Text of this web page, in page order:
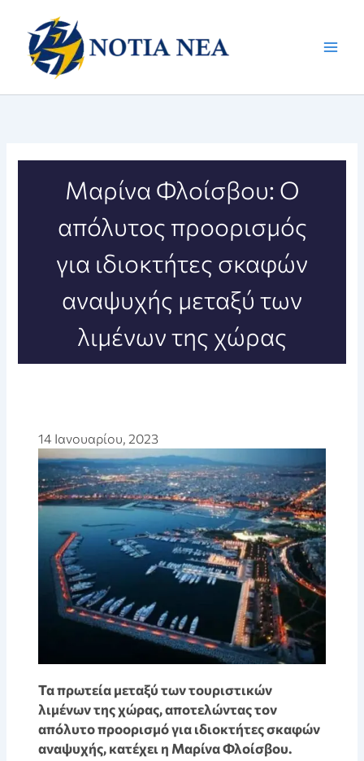
περιεχόμενο
Μαρίνα Φλοίσβου: O
απόλυτος προορισμός
για ιδιοκτήτες σκαφών
αναψυχής μεταξύ των
λιμένων της χώρας
14 Ιανουαρίου, 2023
Τα πρωτεία μεταξύ των τουριστικών
λιμένων της χώρας, αποτελώντας τον
απόλυτο προορισμό για ιδιοκτήτες σκαφών
αναψυχής, κατέχει η Μαρίνα Φλοίσβου.